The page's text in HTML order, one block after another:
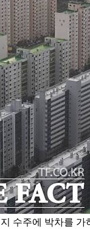
수주에 박차를